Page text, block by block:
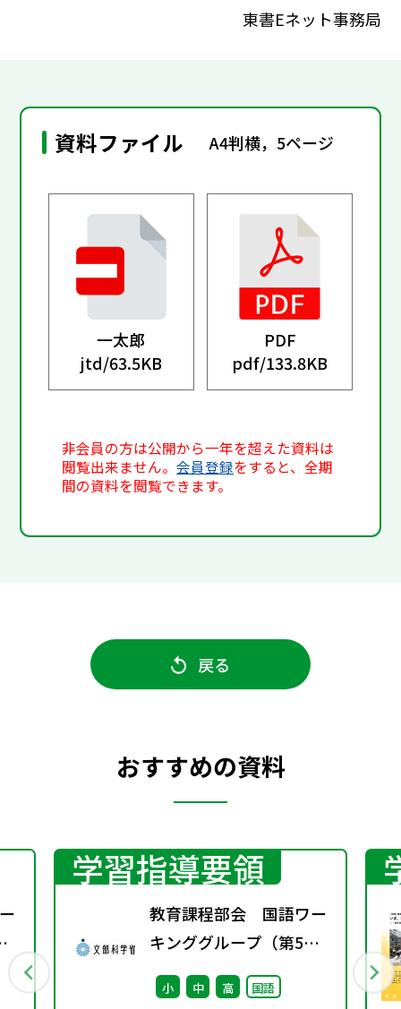
東書Eネット事務局
資料ファイル A4判横，5ページ
一太郎
jtd/63.5KB
PDF
pdf/133.8KB
非会員の方は公開から一年を超えた資料は
閲覧出来ません。会員登録をすると、全期
間の資料を閲覧できます。
戻る
おすすめの資料
学習指導要領
教育課程部会 国語ワー
キンググループ（第5
回） 配付資料
小 中 高 国語